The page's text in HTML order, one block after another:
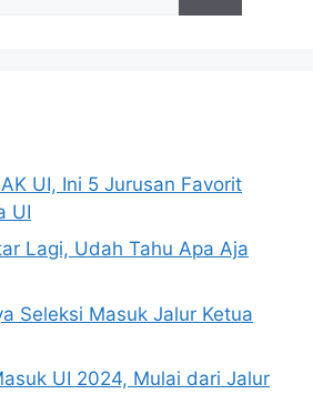
UI, Ini 5 Jurusan Favorit
UI
Lagi, Udah Tahu Apa Aja
Seleksi Masuk Jalur Ketua
UI 2024, Mulai dari Jalur